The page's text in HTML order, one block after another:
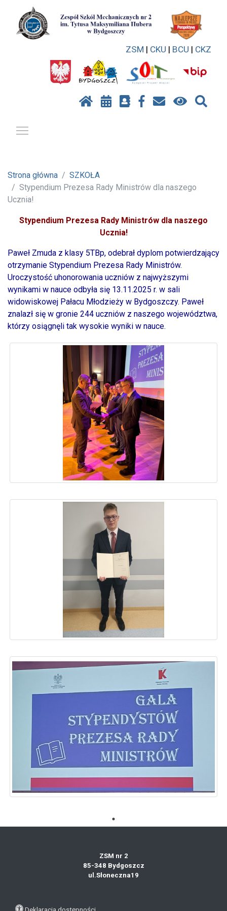
ZSM | CKU | BCU | CKZ
Strona główna
SZKOŁA
Stypendium Prezesa Rady Ministrów dla naszego
Ucznia!
Stypendium Prezesa Rady Ministrów dla naszego
Ucznia!
Paweł Zmuda z klasy 5TBp, odebrał dyplom potwierdzający
otrzymanie Stypendium Prezesa Rady Ministrów.
Uroczystość uhonorowania uczniów z najwyższymi
wynikami w nauce odbyła się 13.11.2025 r. w sali
widowiskowej Pałacu Młodzieży w Bydgoszczy. Paweł
znalazł się w gronie 244 uczniów z naszego województwa,
którzy osiągnęli tak wysokie wyniki w nauce.
ZSM nr 2
85-348 Bydgoszcz
ul.Słoneczna19
Deklaracja dostępności